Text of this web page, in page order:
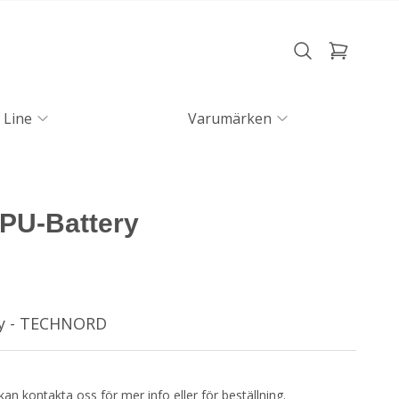
Line Varumärken
Battery
TECHNORD
kontakta oss för mer info eller för beställning.